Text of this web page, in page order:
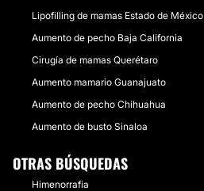
Lipofilling de mamas Estado de México
Aumento de pecho Baja California
Cirugía de mamas Querétaro
Aumento mamario Guanajuato
Aumento de pecho Chihuahua
Aumento de busto Sinaloa
OTRAS BÚSQUEDAS
Himenorrafia